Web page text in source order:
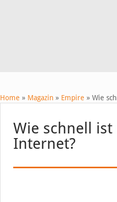
Home » Magazin » Empire » Wie
Wie schnell ist
Internet?